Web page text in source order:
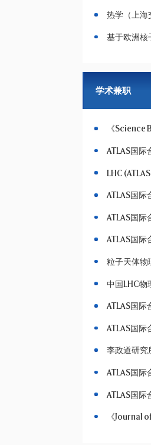
热学（上海
基于欧洲核
学术兼职
《
ATLAS国
LHC
ATLAS国
ATLAS国
ATLAS国
粒子天体物
中国LHC物
ATLAS国际
ATLAS国际
李政道研究
ATLAS国际
ATLAS国际
《Journal